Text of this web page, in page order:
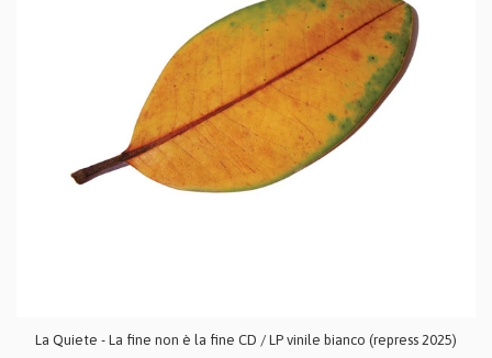
La Quiete - La fine non è la fine CD / LP vinile bianco (repress 2025)